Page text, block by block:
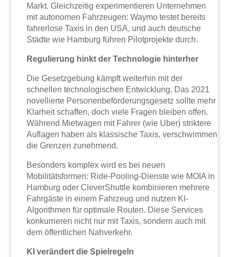
Markt. Gleichzeitig experimentieren Unternehmen
mit autonomen Fahrzeugen: Waymo testet bereits
fahrerlose Taxis in den USA, und auch deutsche
Städte wie Hamburg führen Pilotprojekte durch.
Regulierung hinkt der Technologie hinterher
Die Gesetzgebung kämpft weiterhin mit der
schnellen technologischen Entwicklung. Das 2021
novellierte Personenbeförderungsgesetz sollte mehr
Klarheit schaffen, doch viele Fragen bleiben offen.
Während Mietwagen mit Fahrer (wie Uber) striktere
Auflagen haben als klassische Taxis, verschwimmen
die Grenzen zunehmend.
Besonders komplex wird es bei neuen
Mobilitätsformen: Ride-Pooling-Dienste wie MOIA in
Hamburg oder CleverShuttle kombinieren mehrere
Fahrgäste in einem Fahrzeug und nutzen KI-
Algorithmen für optimale Routen. Diese Services
konkurrieren nicht nur mit Taxis, sondern auch mit
dem öffentlichen Nahverkehr.
KI verändert die Spielregeln